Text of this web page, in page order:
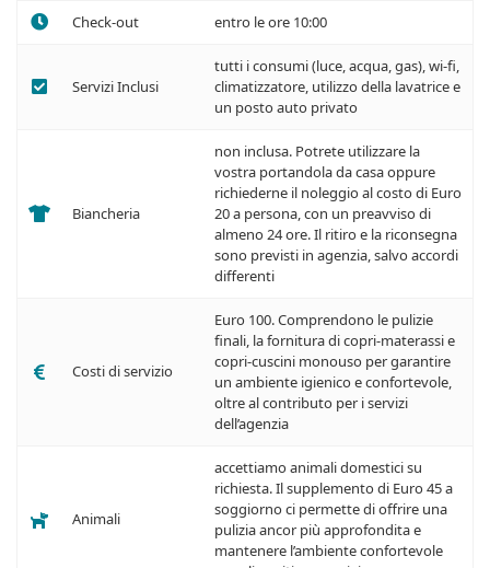
Check-out entro le ore 10:00
Servizi Inclusi
tutti i consumi (luce, acqua, gas), wi-fi,
climatizzatore, utilizzo della lavatrice e
un posto auto privato
Biancheria
non inclusa. Potrete utilizzare la
vostra portandola da casa oppure
richiederne il noleggio al costo di Euro
20 a persona, con un preavviso di
almeno 24 ore. Il ritiro e la riconsegna
sono previsti in agenzia, salvo accordi
differenti
Costi di servizio
Euro 100. Comprendono le pulizie
finali, la fornitura di copri-materassi e
copri-cuscini monouso per garantire
un ambiente igienico e confortevole,
oltre al contributo per i servizi
dell’agenzia
Animali
accettiamo animali domestici su
richiesta. Il supplemento di Euro 45 a
soggiorno ci permette di offrire una
pulizia ancor più approfondita e
mantenere l’ambiente confortevole